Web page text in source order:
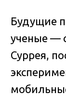
Будущие
ученые —
Суррея,